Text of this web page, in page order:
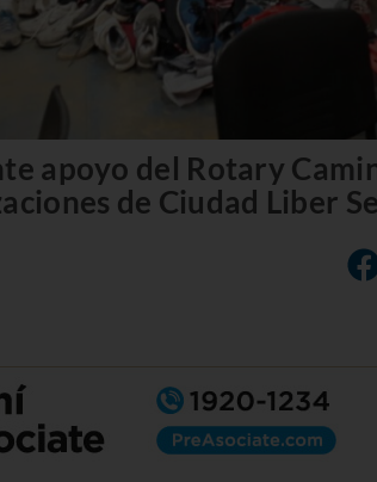
apoyo del Rotary
de Ciudad Liber